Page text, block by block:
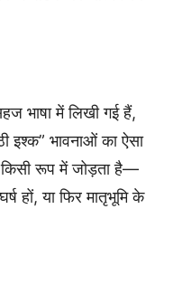
भाषा में लिखी गई हैं,
इश्क” भावनाओं का ऐसा
किसी रूप में जोड़ता है—
हों, या फिर मातृभूमि के